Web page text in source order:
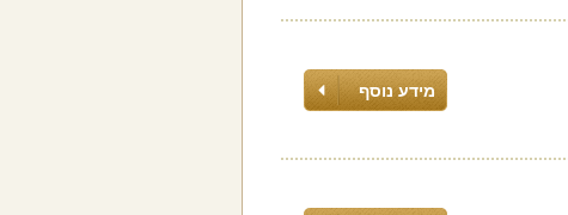
מידע נוסף